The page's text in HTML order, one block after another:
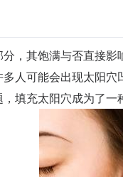
其饱满与否直接影
人可能会出现太阳
填充太阳穴成为了一